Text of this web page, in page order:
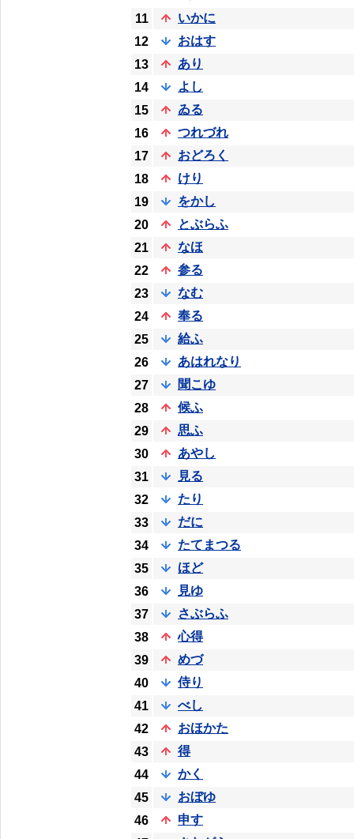
11
いかに
12
おはす
13
あり
14
よし
15
ゐる
16
つれづれ
17
おどろく
18
けり
19
をかし
20
とぶらふ
21
なほ
22
参る
23
なむ
24
奉る
25
給ふ
26
あはれなり
27
聞こゆ
28
候ふ
29
思ふ
30
あやし
31
見る
32
たり
33
だに
34
たてまつる
35
ほど
36
見ゆ
37
さぶらふ
38
心得
39
めづ
40
侍り
41
べし
42
おほかた
43
得
44
かく
45
おぼゆ
46
申す